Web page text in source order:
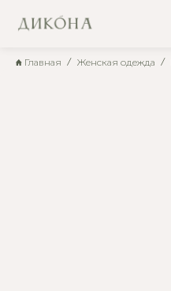
Главная Женская одежда